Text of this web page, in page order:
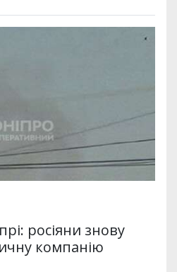
росіяни знову
компанію